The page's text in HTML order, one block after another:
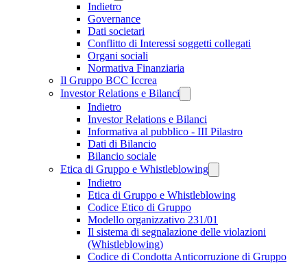
Indietro
Governance
Dati societari
Conflitto di Interessi soggetti collegati
Organi sociali
Normativa Finanziaria
Il Gruppo BCC Iccrea
Investor Relations e Bilanci
Indietro
Investor Relations e Bilanci
Informativa al pubblico - III Pilastro
Dati di Bilancio
Bilancio sociale
Etica di Gruppo e Whistleblowing
Indietro
Etica di Gruppo e Whistleblowing
Codice Etico di Gruppo
Modello organizzativo 231/01
Il sistema di segnalazione delle violazioni
(Whistleblowing)
Codice di Condotta Anticorruzione di Gruppo